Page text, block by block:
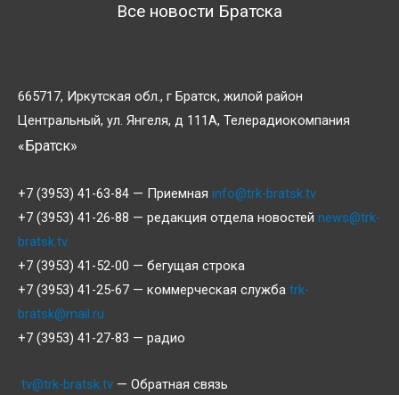
Все новости Братска
665717, Иркутская обл., г Братск, жилой район
Центральный, ул. Янгеля, д 111А, Телерадиокомпания
«Братск»
+7 (3953) 41-63-84 — Приемная info@trk-bratsk.tv
+7 (3953) 41-26-88 — редакция отдела новостей news@trk-
bratsk.tv
+7 (3953) 41-52-00 — бегущая строка
+7 (3953) 41-25-67 — коммерческая служба trk-
bratsk@mail.ru
+7 (3953) 41-27-83 — радио
tv@trk-bratsk.tv — Обратная связь